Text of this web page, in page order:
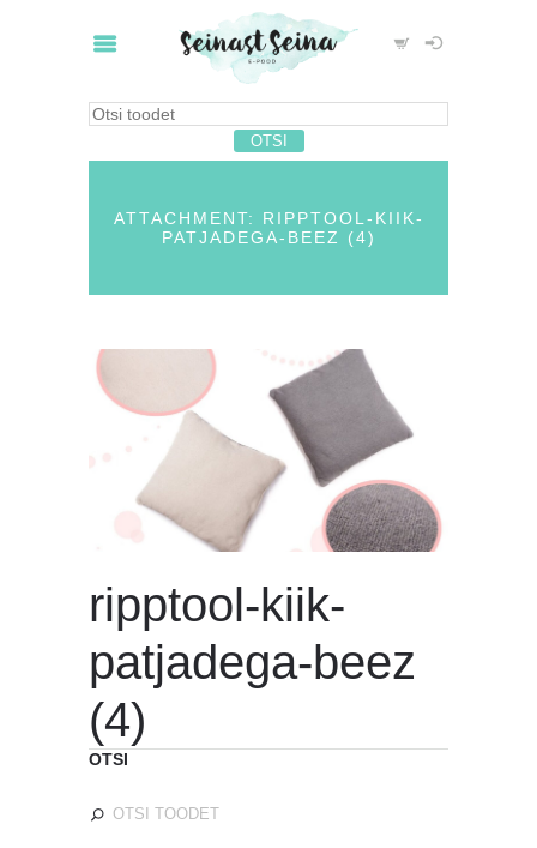
ATTACHMENT: RIPPTOOL-KIIK-
PATJADEGA-BEEZ (4)
ripptool-kiik-
patjadega-beez
(4)
OTSI